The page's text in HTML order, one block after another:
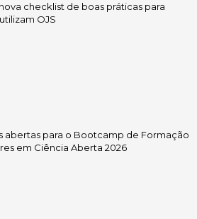
checklist de boas práticas para
OJS
abertas para o Bootcamp de Formação
em Ciência Aberta 2026